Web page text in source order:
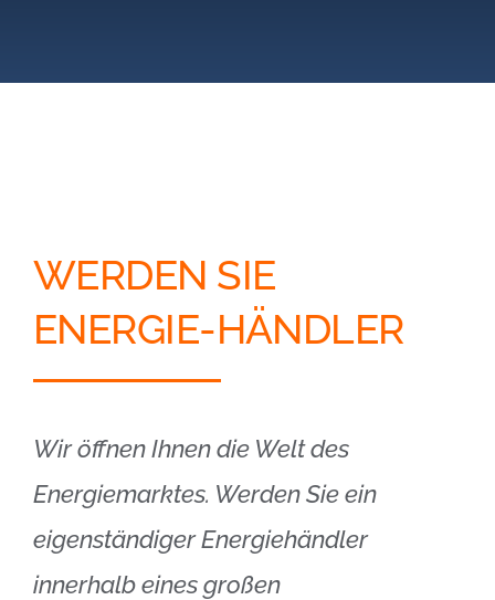
WERDEN SIE
ENERGIE-HÄNDLER
Wir öffnen Ihnen die Welt des
Energiemarktes. Werden Sie ein
eigenständiger Energiehändler
innerhalb eines großen